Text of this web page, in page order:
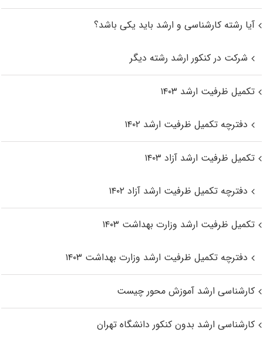
آیا رشته کارشناسی و ارشد باید یکی باشد؟
شرکت در کنکور ارشد رشته دیگر
تکمیل ظرفیت ارشد ۱۴۰۳
دفترچه تکمیل ظرفیت ارشد ۱۴۰۲
تکمیل ظرفیت ارشد آزاد ۱۴۰۳
دفترچه تکمیل ظرفیت ارشد آزاد ۱۴۰۲
تکمیل ظرفیت ارشد وزارت بهداشت ۱۴۰۳
دفترچه تکمیل ظرفیت ارشد وزارت بهداشت ۱۴۰۳
کارشناسی ارشد آموزش محور چیست
کارشناسی ارشد بدون کنکور دانشگاه تهران